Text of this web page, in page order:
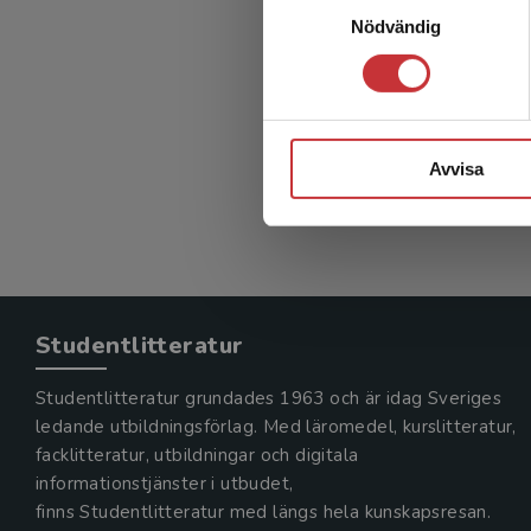
Nödvändig
Avvisa
Det
Fisker,
Exkl.
Studentlitteratur
Studentlitteratur grundades 1963 och är idag Sveriges
ledande utbildningsförlag. Med läromedel, kurslitteratur,
facklitteratur, utbildningar och digitala
informationstjänster i utbudet,
finns Studentlitteratur med längs hela kunskapsresan.